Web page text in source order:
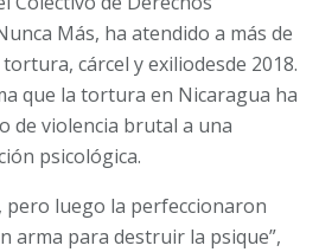
Más, ha atendido a más de
cárcel y exiliodesde 2018.
que la tortura en Nicaragua ha
de violencia brutal a una
psicológica.
pero luego la perfeccionaron
arma para destruir la psique”,